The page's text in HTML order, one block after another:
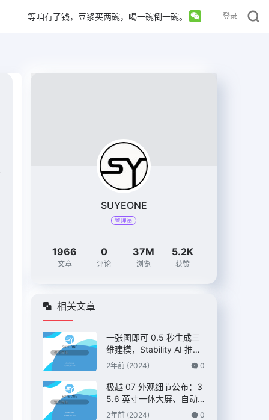
等咱有了钱，豆浆买两碗，喝一碗倒一碗。 登录
SUYEONE
管理员
1966
文章
0
评论
37M
浏览
5.2K
获赞
相关文章
一张图即可 0.5 秒生成三
维建模，Stability AI 推出
“Stable Fast 3D”模型
2年前 (2024) 0
极越 07 外观细节公布：3
5.6 英寸一体大屏、自动
升降尾翼，定位 C 级纯电
2年前 (2024) 0